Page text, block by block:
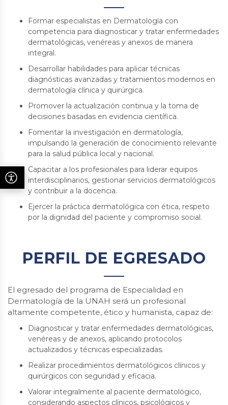
Formar especialistas en Dermatología con
competencia para diagnosticar y tratar enfermedades
dermatológicas, venéreas y anexos de manera
integral.
Desarrollar habilidades para aplicar técnicas
diagnósticas avanzadas y tratamientos modernos en
dermatología clínica y quirúrgica.
Promover la actualización continua y la toma de
decisiones basadas en evidencia científica.
Fomentar la investigación en dermatología,
impulsando la generación de conocimiento relevante
para la salud pública local y nacional.
Capacitar a los profesionales para liderar equipos
interdisciplinarios, gestionar servicios dermatológicos
y contribuir a la docencia.
Ejercer la práctica dermatológica con ética, respeto
por la dignidad del paciente y compromiso social.
PERFIL DE EGRESADO
El egresado del programa de Especialidad en
Dermatología de la UNAH será un profesional
altamente competente, ético y humanista, capaz de:
Diagnosticar y tratar enfermedades dermatológicas,
venéreas y de anexos, aplicando protocolos
actualizados y técnicas especializadas.
Realizar procedimientos dermatológicos clínicos y
quirúrgicos con seguridad y eficacia.
Valorar integralmente al paciente dermatológico,
considerando aspectos clínicos, psicológicos y